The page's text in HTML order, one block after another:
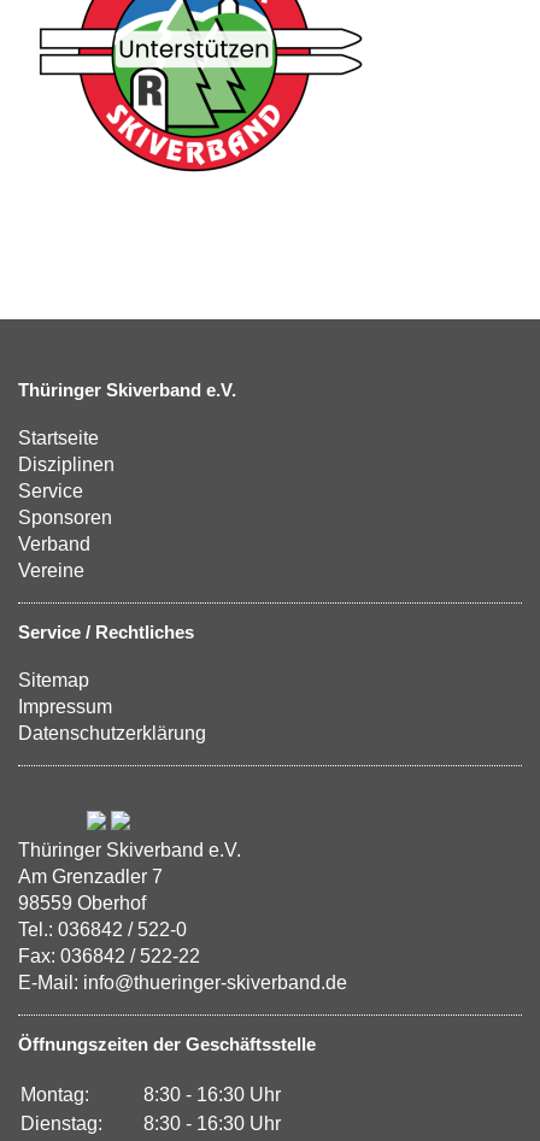
Thüringer Skiverband e.V.
Startseite
Disziplinen
Service
Sponsoren
Verband
Vereine
Service / Rechtliches
Sitemap
Impressum
Datenschutzerklärung
Thüringer Skiverband e.V.
Am Grenzadler 7
98559 Oberhof
Tel.: 036842 / 522-0
Fax: 036842 / 522-22
E-Mail: info@thueringer-skiverband.de
Öffnungszeiten der Geschäftsstelle
Montag:
8:30 - 16:30 Uhr
Dienstag:
8:30 - 16:30 Uhr